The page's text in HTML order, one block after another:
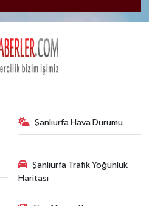
Şanlıurfa Hava Durumu
Şanlıurfa Trafik Yoğunluk
Haritası